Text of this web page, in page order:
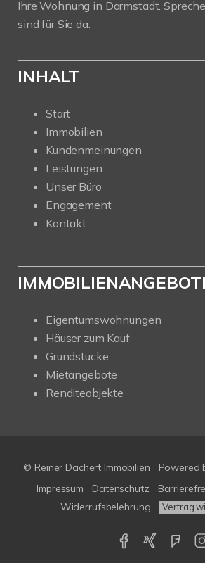
Ihre Wohnung in Darmstadt.
sind für Sie da.
INHALT
Start
Immobilien
Kundenmeinungen
Leistungen
Unser Büro
Engagement
Kontakt
Eigentumswohnungen
Häuser zum Kauf
Grundstücke
Mietangebote
Renditeobjekte
© Reiner Dächert Immobilien Powered
Impressum
Datenschutz
Widerrufsbelehrung
Vertrag